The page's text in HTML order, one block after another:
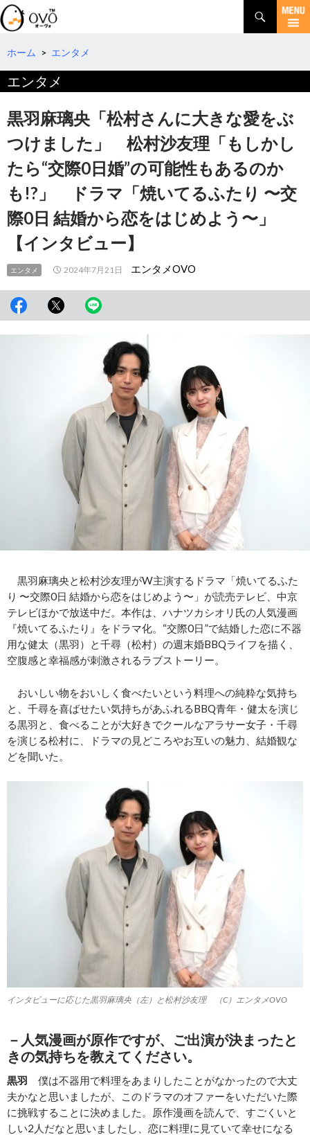
検
索
コ
テ
へ
動
ホーム > エンタメ
エンタメ
黒羽麻璃央「松村さんに大きな愛をぶ
つけました」 松村沙友理「もしかし
たら“交際0日婚”の可能性もあるのか
も!?」 ドラマ「焼いてるふたり 〜交
際0日 結婚から恋をはじめよう〜」
【インタビュー】
エンタメ 2024年7月21日 エンタメOVO
黒羽麻璃央と松村沙友理がW主演するドラマ「焼いてるふた
り 〜交際0日 結婚から恋をはじめよう〜」が読売テレビ、中京
テレビほかで放送中だ。本作は、ハナツカシオリ氏の人気漫画
『焼いてるふたり』をドラマ化。“交際0日”で結婚した恋に不器
用な健太（黒羽）と千尋（松村）の週末婚BBQライフを描く、
空腹感と幸福感が刺激されるラブストーリー。
おいしい物をおいしく食べたいという料理への純粋な気持ち
と、千尋を喜ばせたい気持ちがあふれるBBQ青年・健太を演じ
る黒羽と、食べることが大好きでクールなアラサー女子・千尋
を演じる松村に、ドラマの見どころやお互いの魅力、結婚観な
どを聞いた。
インタビューに応じた黒⽻⿇璃央（左）と松村沙友理 （C）エンタメOVO
－人気漫画が原作ですが、ご出演が決まったと
きの気持ちを教えてください。
黒羽 僕は不器用で料理をあまりしたことがなかったので大丈
夫かなと思いましたが、このドラマのオファーをいただいた際
に挑戦することに決めました。原作漫画を読んで、すごくいと
しい2人だなと思いましたし、恋に料理に見ていて幸せになる